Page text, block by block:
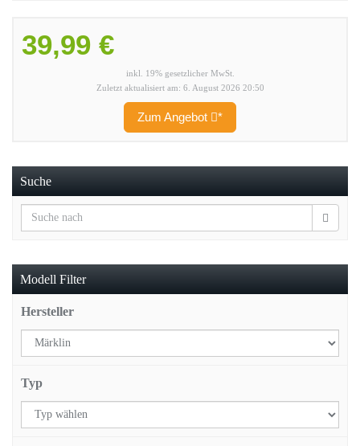
39,99 €
inkl. 19% gesetzlicher MwSt.
Zuletzt aktualisiert am: 6. August 2026 20:50
Zum Angebot *
Suche
Modell Filter
Hersteller
Typ